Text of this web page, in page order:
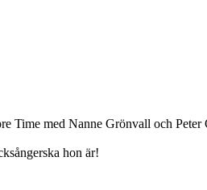
Time med Nanne Grönvall och Peter
hon är!